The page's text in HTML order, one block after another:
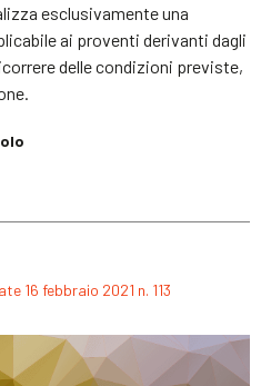
esclusivamente una
ai proventi derivanti dagli
delle condizioni previste,
16 febbraio 2021 n. 113